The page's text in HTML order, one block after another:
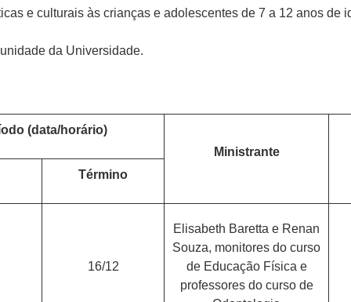
e culturais às crianças e adolescentes de 7 a 12 anos de
da Universidade.
(data/horário)
Ministrante
Término
16/12
Elisabeth Baretta e Renan
Souza, monitores do curso
de Educação Física e
professores do curso de